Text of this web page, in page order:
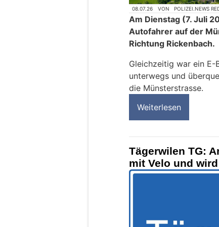
08.07.26 VON POLIZEI.NEWS
Am Dienstag (7. Juli
Autofahrer auf der
Richtung Rickenbach.
Gleichzeitig war ein E-
unterwegs und
die Münsterstrasse.
Weiterlesen
Tägerwilen TG:
mit Velo und